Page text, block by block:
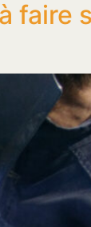
faire